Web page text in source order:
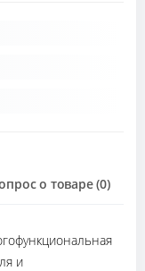
о товаре (0)
и